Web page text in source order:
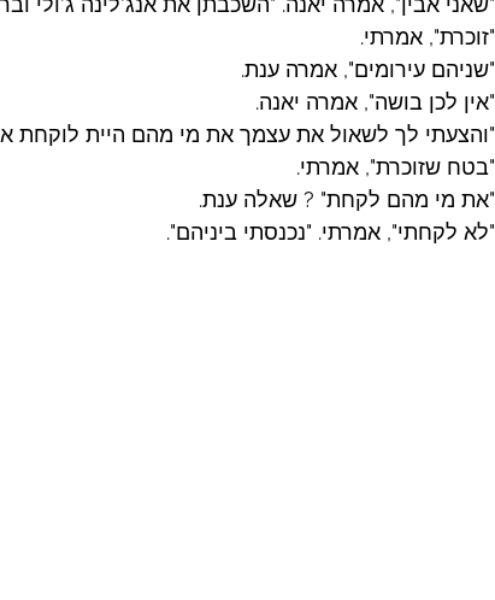
"זוכרת", אמרתי.
"שניהם עירומים", אמרה ענת.
"אין לכן בושה", אמרה יאנה.
"והצעתי לך לשאול את עצמך את מי מהם היית לוקחת
"בטח שזוכרת", אמרתי.
"את מי מהם לקחת" ? שאלה ענת.
"לא לקחתי", אמרתי. "נכנסתי ביניהם".